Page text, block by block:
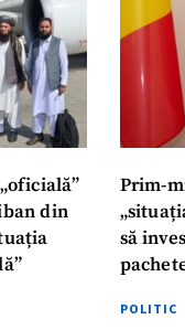
din
Prim-
să
POLITIC